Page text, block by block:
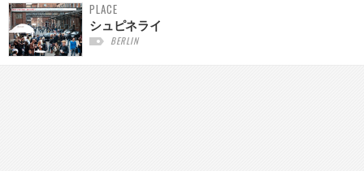
PLACE
シュピネライ
BERLIN